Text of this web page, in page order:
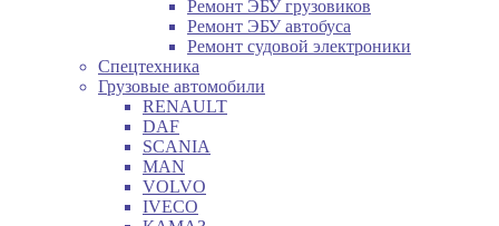
Ремонт ЭБУ грузовиков
Ремонт ЭБУ автобуса
Ремонт судовой электроники
Спецтехника
Грузовые автомобили
RENAULT
DAF
SCANIA
MAN
VOLVO
IVECO